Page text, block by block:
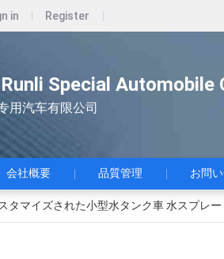
in Register
Special Automobile
用汽车有限公司
会社概要 品質管理 お問
タマイズされた小型水タンク車 水スプレ